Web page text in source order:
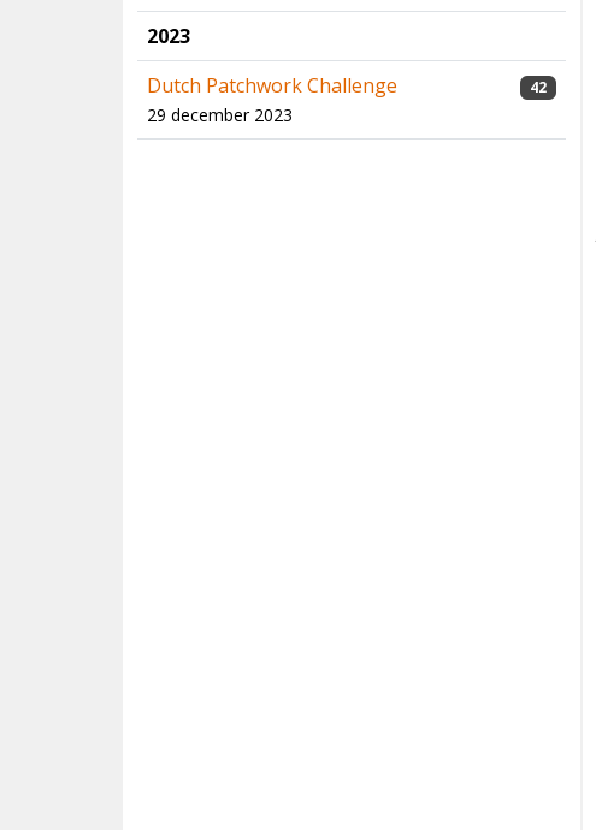
2023
Dutch Patchwork Challenge
29 december 2023
42